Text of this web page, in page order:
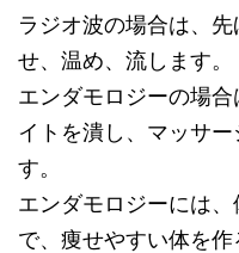
ラジオ波の場合は、
せ、温め、流します。
エンダモロジーの場
イトを潰し、マッサ
す。
エンダモロジーには
で、痩せやすい体を作